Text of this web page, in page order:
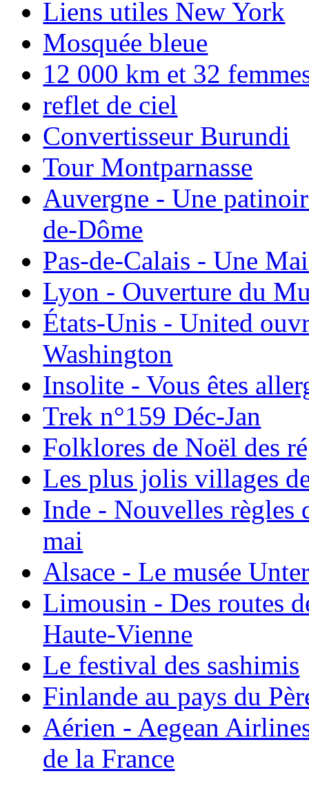
Liens utiles New York
Mosquée bleue
12 000 km et 32
reflet de ciel
Convertisseur Burundi
Tour Montparnasse
Auvergne - Une
de-Dôme
Pas-de-Calais - Une
Lyon - Ouverture du
États-Unis - United
Washington
Insolite - Vous êtes
Trek n°159 Déc-Jan
Folklores de Noël des
Les plus jolis villages
Inde - Nouvelles règles
mai
Alsace - Le musée
Limousin - Des routes
Haute-Vienne
Le festival des sashimis
Finlande au pays du
Aérien - Aegean
de la France